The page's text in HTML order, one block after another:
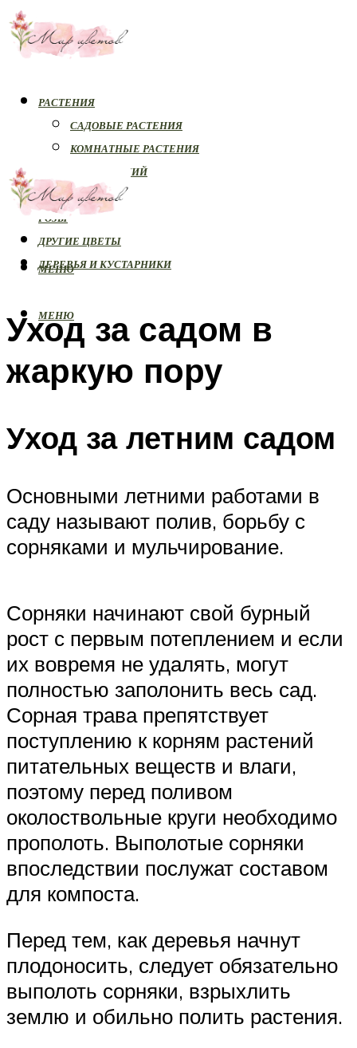
РАСТЕНИЯ
САДОВЫЕ РАСТЕНИЯ
КОМНАТНЫЕ РАСТЕНИЯ
БОЛЕЗНИ РАСТЕНИЙ
ОРХИДЕИ
РОЗЫ
ДРУГИЕ ЦВЕТЫ
ДЕРЕВЬЯ И КУСТАРНИКИ
МЕНЮ
МЕНЮ
Уход за садом в
жаркую пору
Уход за летним садом
Основными летними работами в
саду называют полив, борьбу с
сорняками и мульчирование.
Сорняки начинают свой бурный
рост с первым потеплением и если
их вовремя не удалять, могут
полностью заполонить весь сад.
Сорная трава препятствует
поступлению к корням растений
питательных веществ и влаги,
поэтому перед поливом
околоствольные круги необходимо
прополоть. Выполотые сорняки
впоследствии послужат составом
для компоста.
Перед тем, как деревья начнут
плодоносить, следует обязательно
выполоть сорняки, взрыхлить
землю и обильно полить растения.